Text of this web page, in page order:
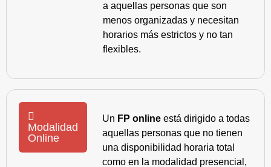
a aquellas personas que son
menos organizadas y necesitan
horarios más estrictos y no tan
flexibles.
Modalidad
Online
Un FP online está dirigido a todas
aquellas personas que no tienen
una disponibilidad horaria total
como en la modalidad presencial,